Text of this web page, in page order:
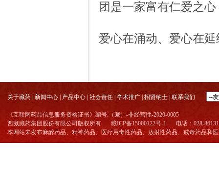
团是一家富有仁爱之
爱心在涌动、爱心在延
关于藏药 新闻中心 产品中心 社会责任 学术推广 招贤纳士 联系我们
《互联网药品信息服务资格证书》编号:（藏）-非经营性-2020-0005
西藏藏药集团股份有限公司版权所有
藏ICP备15000122号-1
电话：028-
本网站未发布麻醉药品、精神药品、医疗用毒性药品、放射性药品、戒毒药品和